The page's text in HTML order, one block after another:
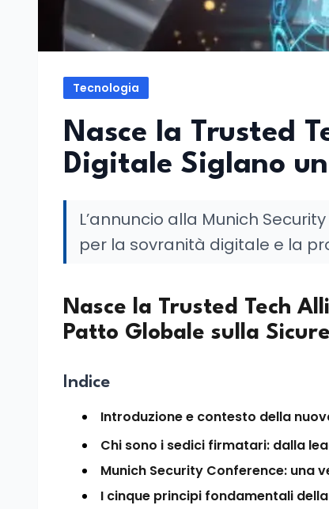
Tecnologia
Nasce la Trusted
Digitale Siglano
L’annuncio alla Munich
per la sovranità digitale e la
Nasce la Trusted Tech
Patto Globale sulla
Indice
Introduzione e contesto della
Chi sono i sedici firmatari: dalla
Munich Security Conference: una
I cinque principi fondamentali